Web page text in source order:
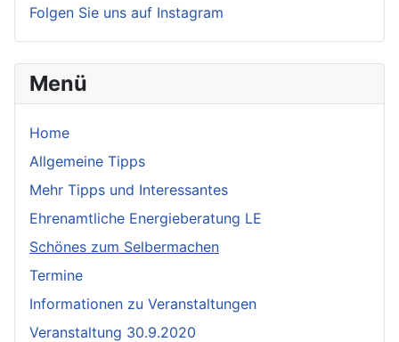
Folgen Sie uns auf Instagram
Menü
Home
Allgemeine Tipps
Mehr Tipps und Interessantes
Ehrenamtliche Energieberatung LE
Schönes zum Selbermachen
Termine
Informationen zu Veranstaltungen
Veranstaltung 30.9.2020